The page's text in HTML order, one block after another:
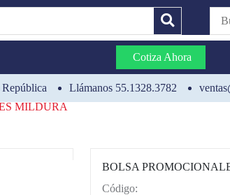
Cotiza Ahora
Llámanos 55.1328.3782
MILDURA
BOLSA
Código: